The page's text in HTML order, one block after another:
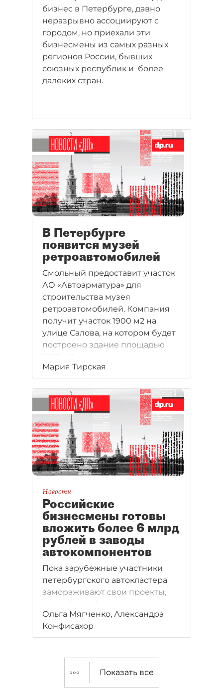
бизнес в Петербурге, давно
неразрывно ассоциируют с
городом, но приехали эти
бизнесмены из самых разных
регионов России, бывших
союзных республик и более
далеких стран.
В Петербурге
появится музей
ретроавтомобилей
Смольный предоставит участок
АО «Автоарматура» для
строительства музея
ретроавтомобилей. Компания
получит участок 1900 м2 на
улице Салова, на котором будет
построено здание площадью
Мария Тирская
Новости
Российские
бизнесмены готовы
вложить более 6 млрд
рублей в заводы
автокомпонентов
Пока зарубежные участники
петербургского автокластера
замораживают свои проекты,
закрепиться в отрасли и готовы
вложить в заводы
автокомпонентов более 6 млрд
Ольга Мягченко, Александра
Конфисахор
Показать все